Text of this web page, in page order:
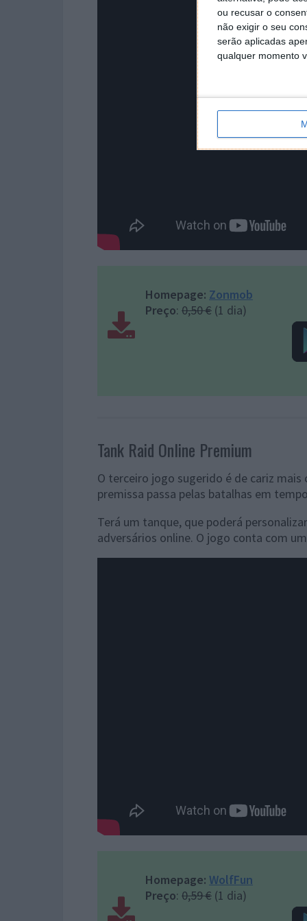
ou recusar o
não exigir o seu
serão aplicadas
qualquer momento
Homepage: Zonmob
Preço: 0,50 € (1 dia)
Tank Raid Online Premium
O terceiro jogo sugerido é de cariz
premissa passa pelas batalhas em
Terá um tanque, que poderá
adversários online. O jogo conta com
Homepage: WolfFun
Preço: 0,59 € (1 dia)